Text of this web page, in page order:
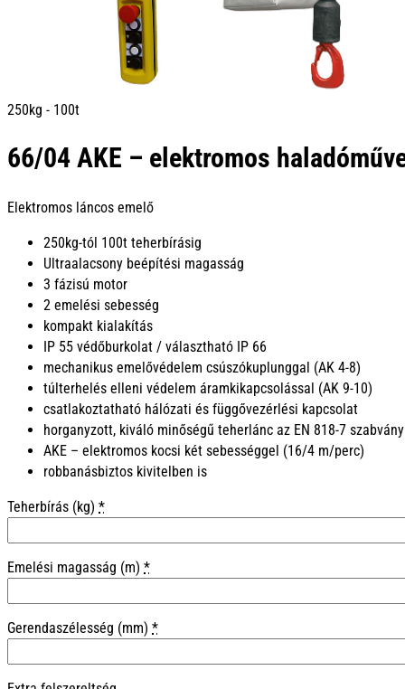
250kg - 100t
66/04 AKE – elektromos
Elektromos láncos emelő
250kg-tól 100t teherbírásig
Ultraalacsony beépítési magasság
3 fázisú motor
2 emelési sebesség
kompakt kialakítás
IP 55 védőburkolat / választható IP 66
mechanikus emelővédelem csúszókuplunggal (AK 4-8)
túlterhelés elleni védelem áramkikapcsolással (AK 9-10)
csatlakoztatható hálózati és függővezérlési kapcsolat
horganyzott, kiváló minőségű teherlánc az EN 818-7
AKE – elektromos kocsi két sebességgel (16/4 m/perc)
robbanásbiztos kivitelben is
Teherbírás (kg) *
Emelési magasság (m) *
Gerendaszélesség (mm) *